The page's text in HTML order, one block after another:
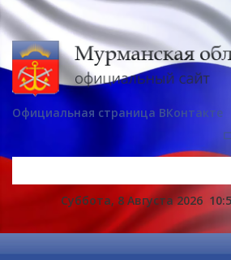
Официальная страница ВКонтакте
Суббота, 8 Августа 2026